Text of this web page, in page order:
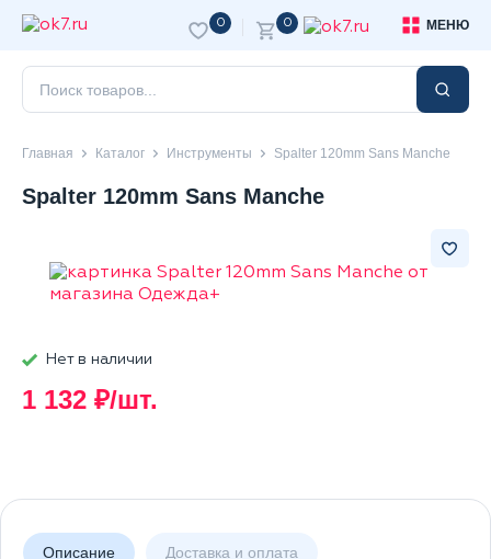
0 0 МЕНЮ
Главная Каталог Инструменты Spalter 120mm Sans Manche
Spalter 120mm Sans Manche
Нет в наличии
1 132 ₽/шт.
Описание Доставка и оплата